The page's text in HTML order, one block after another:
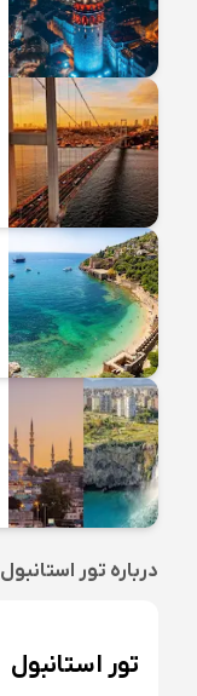
درباره تور استانبول
تور استانبول